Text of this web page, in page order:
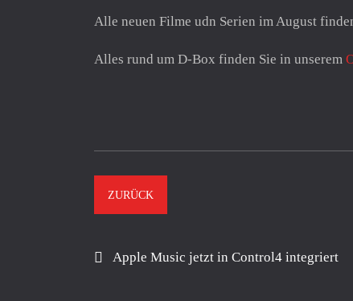
Alle neuen Filme udn Serien im August
Alles rund um D-Box finden Sie in unserem
ZURÜCK
Apple Music jetzt in Control4 integriert